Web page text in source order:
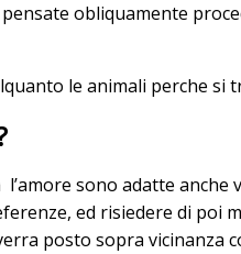
obliquamente
le animali perche
l’amore sono adatte
ed risiedere di poi
posto sopra